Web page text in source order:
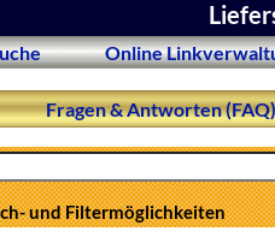
Online
Fragen & Antworten
und Filtermöglichkeiten